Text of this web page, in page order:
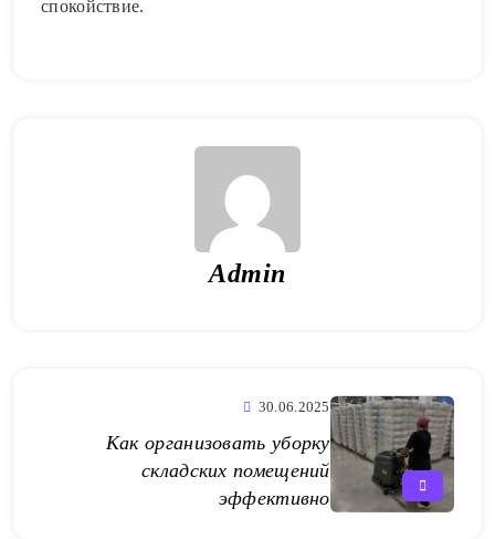
спокойствие.
Admin
30.06.2025
Как организовать уборку
складских помещений
эффективно